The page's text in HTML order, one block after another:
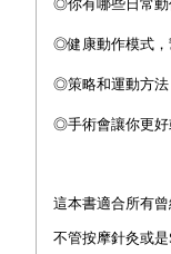
◎你有哪些日常動
◎健康動作模式，
◎策略和運動方法
◎手術會讓你更好
這本書適合所有
不管按摩針灸或